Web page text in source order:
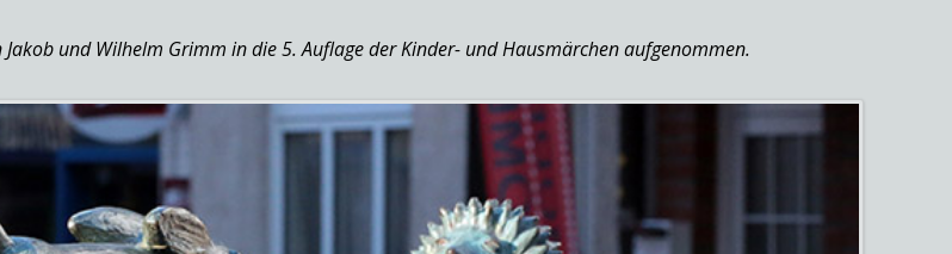
und Wilhelm Grimm in die 5. Auflage der Kinder- und Hausmärchen aufgenommen.